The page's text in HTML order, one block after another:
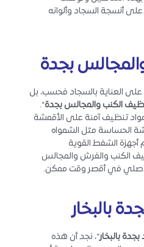
أنسجة السجاد وألوانه
بجدة
العناية بالسجاد فحسب، بل
الكنب والمجالس بجدة“.
تنظيف آمنة على الأقمشة
الحساسة مثل الشمواه
الشفط القوية
الكنب والفرش والمجالس
في أقصر وقت ممكن.
بالبخار
بالبخار“، نجد أن هذه